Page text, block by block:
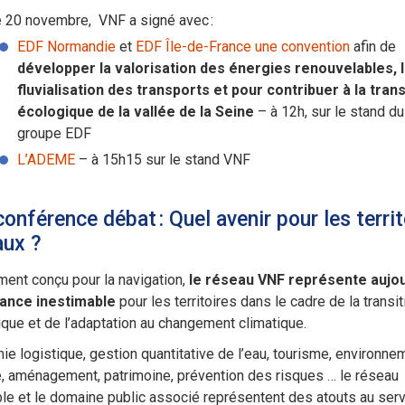
20 novembre, VNF a signé avec :
EDF Normandie et EDF Île-de-France une convention afin de
développer la valorisation des énergies renouvelables,
fluvialisation des transports et pour contribuer à la
écologique de la vallée de la Seine – à 12h, sur le stand du
groupe EDF
L’ADEME – à 15h15 sur le stand VNF
débat : Quel avenir pour les
?
conçu pour la navigation, le réseau VNF représente
inestimable pour les territoires dans le cadre de la
et de l’adaptation au changement climatique.
logistique, gestion quantitative de l’eau, tourisme,
aménagement, patrimoine, prévention des risques … le réseau
et le domaine public associé représentent des atouts au